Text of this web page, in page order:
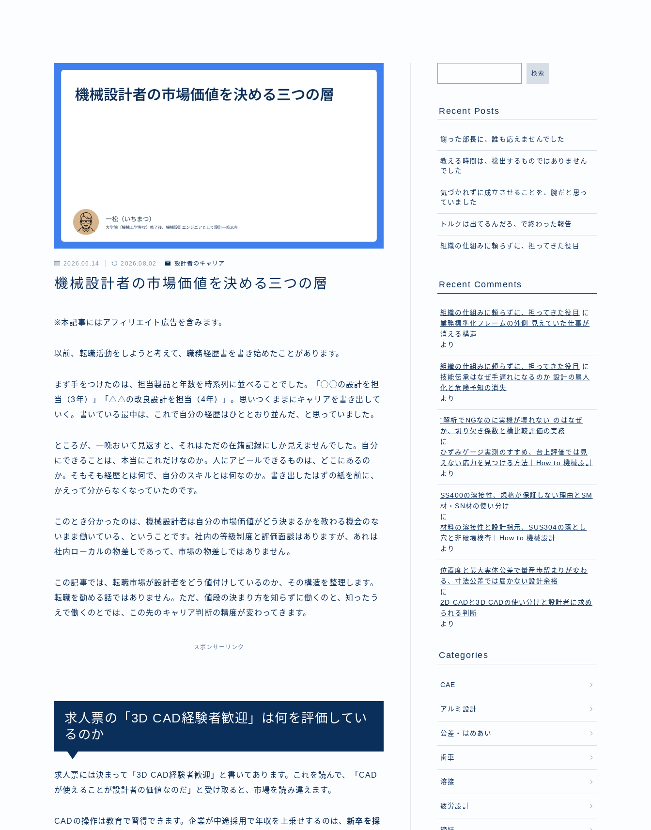
2026.06.14 2026.08.02 設計者のキャリア
機械設計者の市場価値を決める三つの層
※本記事にはアフィリエイト広告を含みます。
以前、転職活動をしようと考えて、職務経歴書を書き始めたことがあります。
まず手をつけたのは、担当製品と年数を時系列に並べることでした。「◯◯の設計を担
当（3年）」「△△の改良設計を担当（4年）」。思いつくままにキャリアを書き出して
いく。書いている最中は、これで自分の経歴はひととおり並んだ、と思っていました。
ところが、一晩おいて見返すと、それはただの在籍記録にしか見えませんでした。自分
にできることは、本当にこれだけなのか。人にアピールできるものは、どこにあるの
か。そもそも経歴とは何で、自分のスキルとは何なのか。書き出したはずの紙を前に、
かえって分からなくなっていたのです。
このとき分かったのは、機械設計者は自分の市場価値がどう決まるかを教わる機会のな
いまま働いている、ということです。社内の等級制度と評価面談はありますが、あれは
社内ローカルの物差しであって、市場の物差しではありません。
この記事では、転職市場が設計者をどう値付けしているのか、その構造を整理します。
転職を勧める話ではありません。ただ、値段の決まり方を知らずに働くのと、知ったう
えで働くのとでは、この先のキャリア判断の精度が変わってきます。
スポンサーリンク
求人票の「3D CAD経験者歓迎」は何を評価してい
るのか
求人票には決まって「3D CAD経験者歓迎」と書いてあります。これを読んで、「CAD
が使えることが設計者の価値なのだ」と受け取ると、市場を読み違えます。
CADの操作は教育で習得できます。企業が中途採用で年収を上乗せするのは、新卒を採
検索
Recent Posts
謝った部長に、誰も応えませんでした
教える時間は、捻出するものではありません
でした
気づかれずに成立させることを、腕だと思っ
ていました
トルクは出てるんだろ、で終わった報告
組織の仕組みに頼らずに、担ってきた役目
Recent Comments
組織の仕組みに頼らずに、担ってきた役目
に
業務標準化フレームの外側 見えていた仕事が
消える構造
より
組織の仕組みに頼らずに、担ってきた役目
に
技能伝承はなぜ手遅れになるのか 設計の属人
化と危険予知の消失
より
“解析でNGなのに実機が壊れない”のはなぜ
か、切り欠き係数と横比較評価の実務
に
ひずみゲージ実測のすすめ、台上評価では見
えない応力を見つける方法｜How to 機械設計
より
SS400の溶接性、規格が保証しない理由とSM
材・SN材の使い分け
に
材料の溶接性と設計指示、SUS304の落とし
穴と非破壊検査｜How to 機械設計
より
位置度と最大実体公差で量産歩留まりが変わ
る、寸法公差では届かない設計余裕
に
2D CADと3D CADの使い分けと設計者に求め
られる判断
より
Categories
CAE
アルミ設計
公差・はめあい
歯車
溶接
疲労設計